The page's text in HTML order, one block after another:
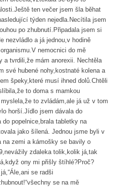
ten večer jsem šla běhat
týden nejedla.Necítila jsem
po zhubnutí.Připadala jsem si
nezvládlo a já jednou,v hodině
nemocnici do mě
a tvrdili,že mám anorexii. Nechtěla
své hubené nohy,kostnaté kolena a
špeky,které musí ihned dolů.Chtěli
to doma s mamkou
to zvládám,ale já už v tom
horší.Jídlo jsem dávala do
popelnice,brala tabletky na
jako šílená. Jednou jsme byli v
na zemi a kámošky se bavily o
zdaleka tolik,kolik já,tak
ony mi přišly štíhlé?Proč?
se radši
se na mě